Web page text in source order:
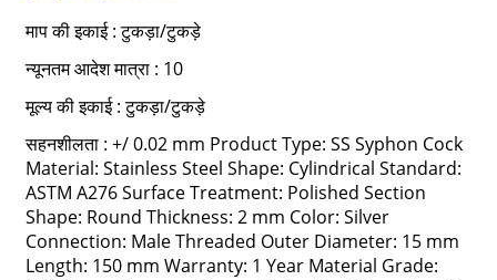
माप की इकाई : टुकड़ा/टुकड़े
न्यूनतम आदेश मात्रा : 10
मूल्य की इकाई : टुकड़ा/टुकड़े
सहनशीलता : +/ 0.02 mm Product Type: SS Syphon Cock
Material: Stainless Steel Shape: Cylindrical Standard:
ASTM A276 Surface Treatment: Polished Section
Shape: Round Thickness: 2 mm Color: Silver
Connection: Male Threaded Outer Diameter: 15 mm
Length: 150 mm Warranty: 1 Year Material Grade: